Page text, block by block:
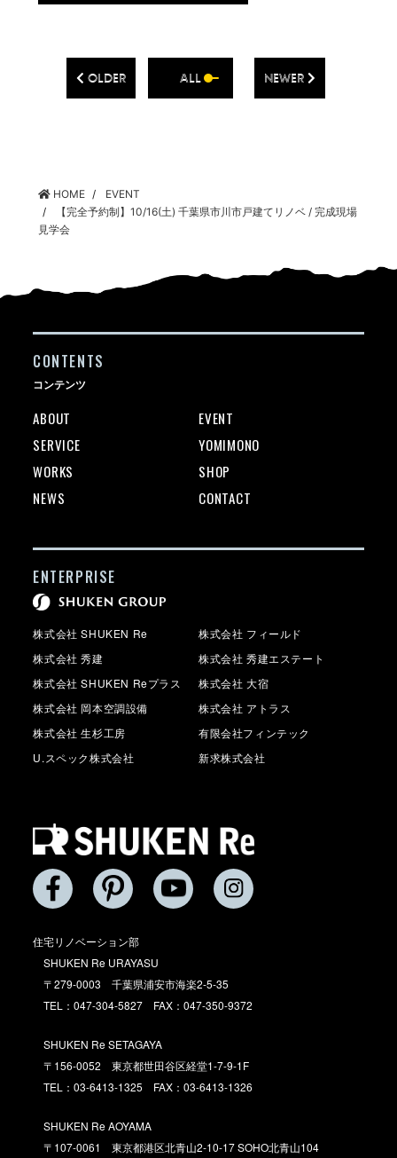
OLDER ALL NEWER
HOME
EVENT
【完全予約制】10/16(土) 千葉県市川市戸建てリノベ / 完成現場
見学会
住宅リノベーション部
SHUKEN Re URAYASU
〒279-0003 千葉県浦安市海楽2-5-35
TEL：047-304-5827 FAX：047-350-9372
SHUKEN Re SETAGAYA
〒156-0052 東京都世田谷区経堂1-7-9-1F
TEL：03-6413-1325 FAX：03-6413-1326
SHUKEN Re AOYAMA
〒107-0061 東京都港区北青山2-10-17 SOHO北青山104
CONTENTS
コンテンツ
ABOUT
EVENT
SERVICE
YOMIMONO
WORKS
SHOP
NEWS
CONTACT
ENTERPRISE
株式会社 SHUKEN Re
株式会社 フィールド
株式会社 秀建
株式会社 秀建エステート
株式会社 SHUKEN Reプラス
株式会社 大宿
株式会社 岡本空調設備
株式会社 アトラス
株式会社 生杉工房
有限会社フィンテック
U.スペック株式会社
新求株式会社